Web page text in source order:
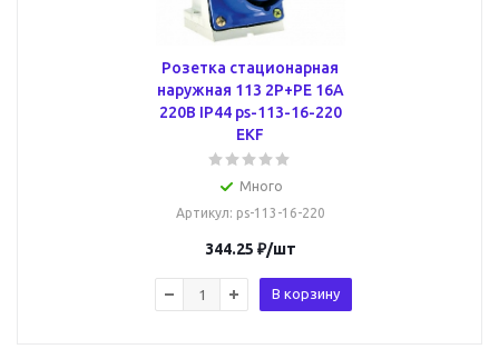
Розетка стационарная
наружная 113 2Р+РЕ 16А
220В IP44 ps-113-16-220
EKF
Много
Артикул: ps-113-16-220
344.25 ₽/шт
В корзину